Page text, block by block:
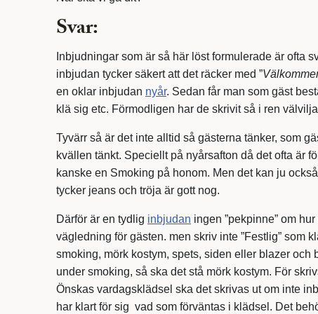
Svar:
Inbjudningar som är så här löst formulerade är ofta
inbjudan tycker säkert att det räcker med ”
en oklar inbjudan nyår. Sedan får man som gäst
klä sig etc. Förmodligen har de skrivit så i ren
Tyvärr så är det inte alltid så gästerna tänker, som
kvällen tänkt. Speciellt på nyårsafton då det ofta är
kanske en Smoking på honom. Men det kan ju
tycker jeans och tröja är gott nog.
Därför är en tydlig inbjudan ingen ”pekpinne” om
vägledning för gästen. men skriv inte ”Festlig” som
smoking, mörk kostym, spets, siden eller blazer och
under smoking, så ska det stå mörk kostym. För
Önskas vardagsklädsel ska det skrivas ut om inte
har klart för sig vad som förväntas i klädsel. Det